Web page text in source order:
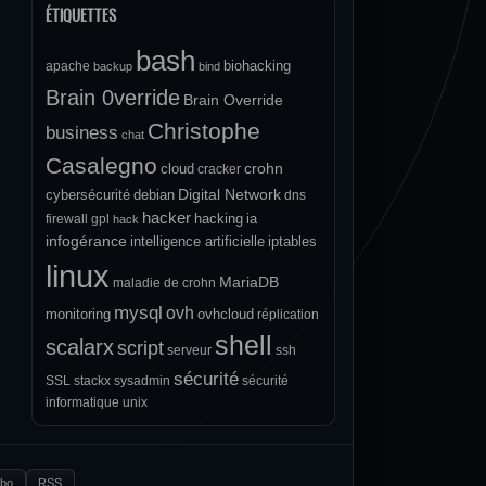
ÉTIQUETTES
apache backup bash bind biohacking
Brain 0verride Brain Override
business chat Christophe
Casalegno cloud cracker crohn
cybersécurité debian Digital Network dns
firewall
gpl hack hacker hacking ia
infogérance intelligence artificielle iptables
linux maladie de crohn MariaDB
monitoring mysql ovh ovhcloud réplication
scalarxscript serveur shell
ssh
SSL stackx sysadmin sécurité sécurité
informatique unix
RSS